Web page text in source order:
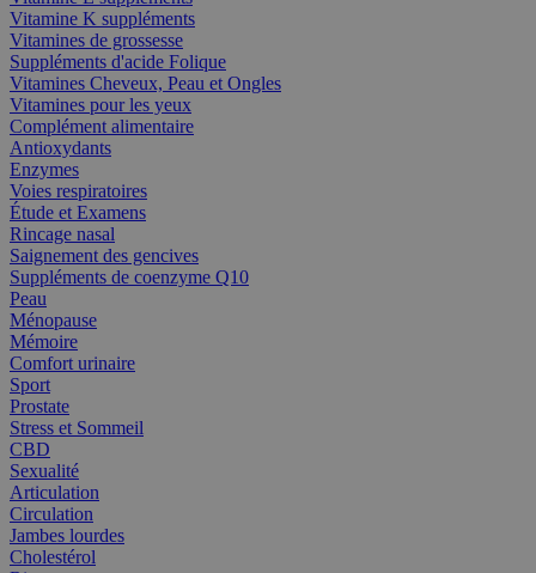
Vitamine K suppléments
Vitamines de grossesse
Suppléments d'acide Folique
Vitamines Cheveux, Peau et Ongles
Vitamines pour les yeux
Complément alimentaire
Antioxydants
Enzymes
Voies respiratoires
Étude et Examens
Rincage nasal
Saignement des gencives
Suppléments de coenzyme Q10
Peau
Ménopause
Mémoire
Comfort urinaire
Sport
Prostate
Stress et Sommeil
CBD
Sexualité
Articulation
Circulation
Jambes lourdes
Cholestérol